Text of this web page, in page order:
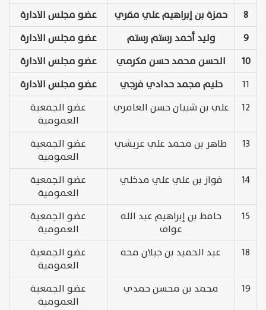
8
حمزة بن إبراهيم علي مقري
عضو مجلس الادارة
9
وليد أحمد رستم رستم
عضو مجلس الادارة
10
الحسن محمد حسن مكرمي
عضو مجلس الادارة
11
حليم مجمد حدادي فرجي
عضو مجلس الادارة
12
علي بن شيبان حسن العامري
عضو الجمعية
العمومية
13
طاهر بن محمد علي عريشي
عضو الجمعية
العمومية
14
فواز بن علي علي مدخلي
عضو الجمعية
العمومية
15
حافظ بن إبراهيم عبد الله
عواف
عضو الجمعية
العمومية
18
عبد الحميد بن جيلان محه
عضو الجمعية
العمومية
19
محمد بن محسن حمدي
عضو الجمعية
العمومية